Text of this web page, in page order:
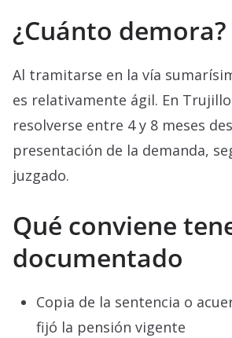
¿Cuánto demora?
Al tramitarse en la vía
es relativamente ágil. En
resolverse entre 4 y 8 meses
presentación de la demanda,
juzgado.
Qué conviene
documentado
Copia de la sentencia o
fijó la pensión vigente